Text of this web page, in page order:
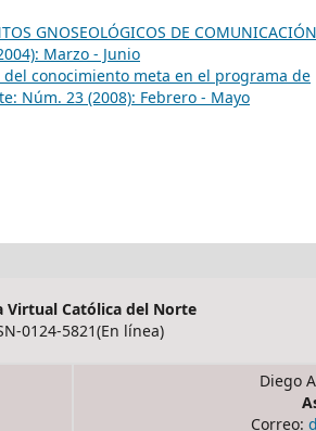
GNOSEOLÓGICOS DE COMUNICACIÓN
Marzo - Junio
del conocimiento meta en el programa de
Núm. 23 (2008): Febrero - Mayo
Virtual Católica del Norte
0124-5821(En línea)
Diego
Correo: